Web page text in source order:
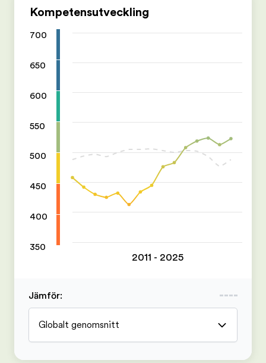
Kompetensutveckling
700
650
600
550
500
450
400
350
2011 - 2025
Jämför:
Globalt genomsnitt